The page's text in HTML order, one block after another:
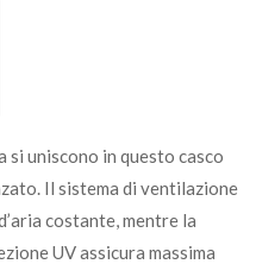
uniscono in questo casco
Il sistema di ventilazione
costante, mentre la
UV assicura massima